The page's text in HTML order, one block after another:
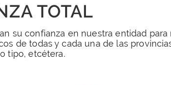
TOTAL
su confianza en nuestra entidad
de todas y cada una de las
tipo, etcétera.